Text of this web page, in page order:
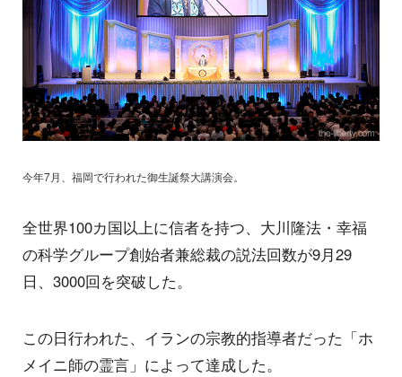
今年7月、福岡で行われた御生誕祭大講演会。
全世界100カ国以上に信者を持つ、大川隆法・幸福
の科学グループ創始者兼総裁の説法回数が9月29
日、3000回を突破した。
この日行われた、イランの宗教的指導者だった「ホ
メイニ師の霊言」によって達成した。